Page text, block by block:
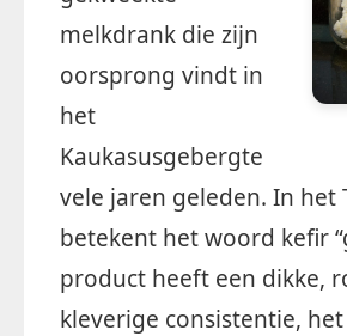
melkdrank die zijn
oorsprong vindt in
het
Kaukasusgebergte
vele jaren geleden. In het
betekent het woord kefir
product heeft een dikke,
kleverige consistentie,